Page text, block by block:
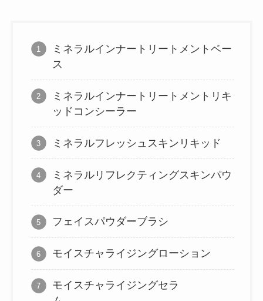
ミネラルインナートリートメントベー
ス
ミネラルインナートリートメントリキ
ッドコンシーラー
ミネラルフレッシュスキンリキッド
ミネラルリフレクティングスキンパウ
ダー
フェイスパウダーブラシ
モイスチャライジングローション
モイスチャライジングセラ